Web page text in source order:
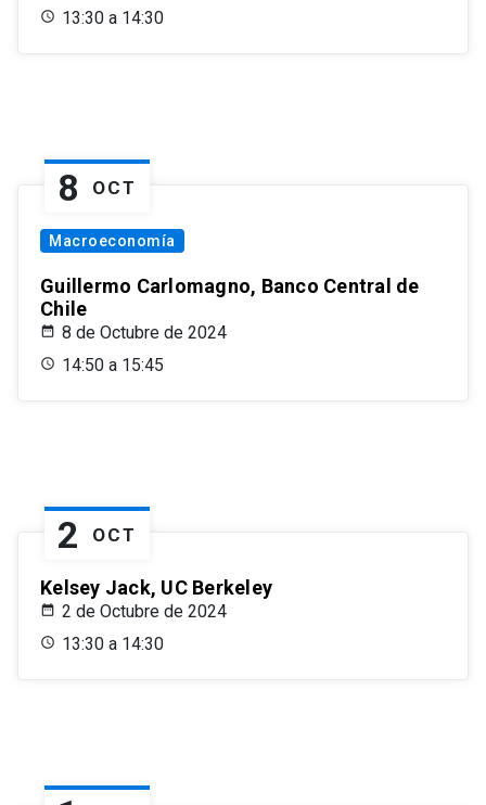
13:30 a 14:30
8 OCT
Macroeconomía
Guillermo Carlomagno, Banco Central de
Chile
8 de Octubre de 2024
14:50 a 15:45
2 OCT
Kelsey Jack, UC Berkeley
2 de Octubre de 2024
13:30 a 14:30